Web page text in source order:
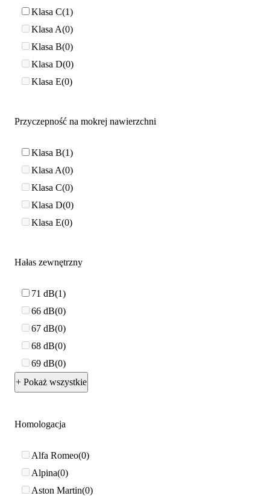
Klasa C 1
Klasa A 0
Klasa B 0
Klasa D 0
Klasa E 0
Przyczepność na mokrej nawierzchni
Klasa B 1
Klasa A 0
Klasa C 0
Klasa D 0
Klasa E 0
Hałas zewnętrzny
71 dB 1
66 dB 0
67 dB 0
68 dB 0
69 dB 0
+ Pokaż wszystkie
Homologacja
Alfa Romeo 0
Alpina 0
Aston Martin 0